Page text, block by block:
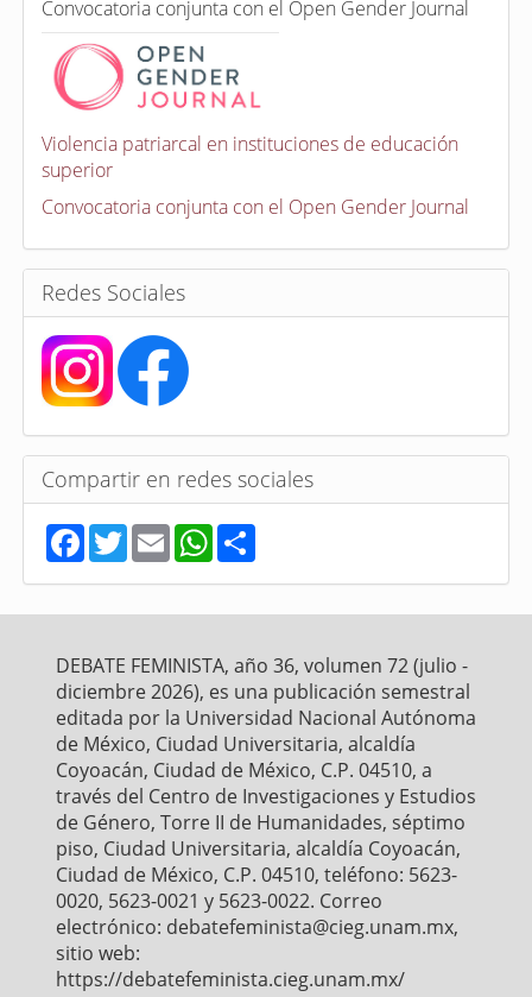
o
o
a
t
o
r
a
s
Convocatoria conjunta con el Open Gender Journal
Violencia patriarcal en instituciones de educación
superior
Convocatoria conjunta con el Open Gender Journal
Redes Sociales
Compartir en redes sociales
F
a
c
e
b
k
T
w
t
t
E
m
a
i
l
W
h
a
t
s
p
S
h
r
e
DEBATE FEMINISTA, año 36, volumen 72 (julio -
diciembre 2026), es una publicación semestral
editada por la Universidad Nacional Autónoma
de México, Ciudad Universitaria, alcaldía
Coyoacán, Ciudad de México, C.P. 04510, a
través del Centro de Investigaciones y Estudios
de Género, Torre II de Humanidades, séptimo
piso, Ciudad Universitaria, alcaldía Coyoacán,
Ciudad de México, C.P. 04510, teléfono: 5623-
0020, 5623-0021 y 5623-0022. Correo
electrónico: debatefeminista@cieg.unam.mx,
sitio web:
https://debatefeminista.cieg.unam.mx/